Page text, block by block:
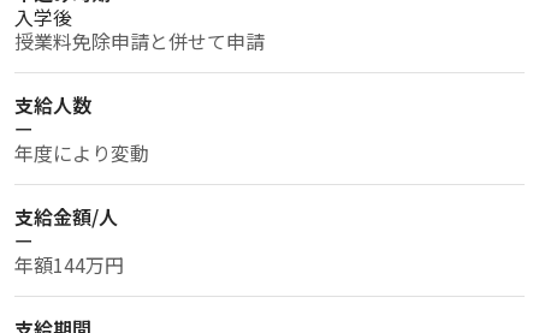
入学後
授業料免除申請と併せて申請
支給人数
ー
年度により変動
支給金額/人
ー
年額144万円